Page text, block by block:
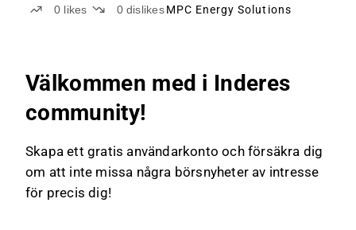
now-completed sale of Project Merlin, the two solar
watch a recording of the presentation here.
0 likes 0 dislikes MPC Energy Solutions
Välkommen med i Inderes
community!
Skapa ett gratis användarkonto och försäkra dig
om att inte missa några börsnyheter av intresse
för precis dig!